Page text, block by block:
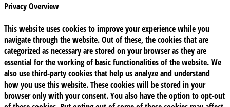
Privacy Overview
This website uses cookies to improve your experience while you
navigate through the website. Out of these, the cookies that are
categorized as necessary are stored on your browser as they are
essential for the working of basic functionalities of the website. We
also use third-party cookies that help us analyze and understand
how you use this website. These cookies will be stored in your
browser only with your consent. You also have the option to opt-out